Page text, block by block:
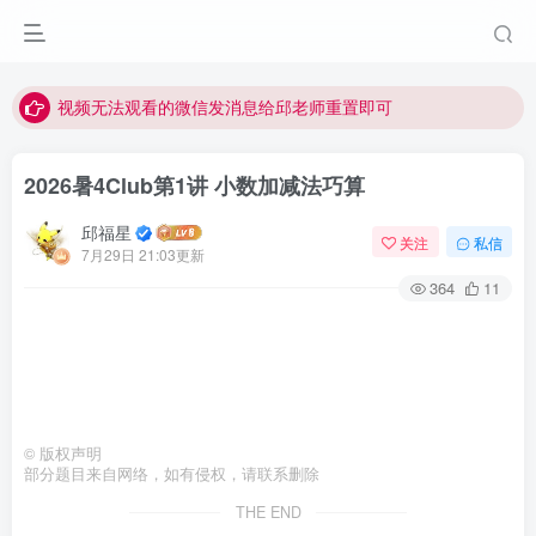
视频无法观看的微信发消息给邱老师重置即可
2026暑4Club第1讲 小数加减法巧算
邱福星
7月29日 21:03更新
关注 私信
364 11
© 版权声明
部分题目来自网络，如有侵权，请联系删除
THE END